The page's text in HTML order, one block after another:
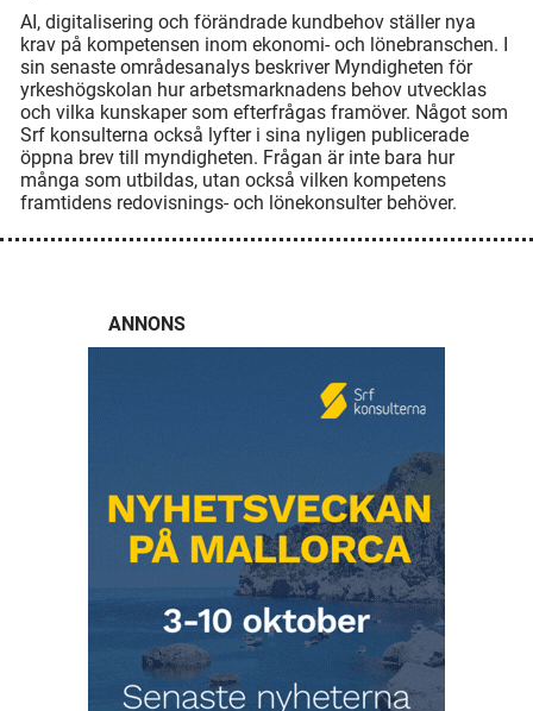
AI, digitalisering och förändrade kundbehov ställer nya
krav på kompetensen inom ekonomi- och lönebranschen. I
sin senaste områdesanalys beskriver Myndigheten för
yrkeshögskolan hur arbetsmarknadens behov utvecklas
och vilka kunskaper som efterfrågas framöver. Något som
Srf konsulterna också lyfter i sina nyligen publicerade
öppna brev till myndigheten. Frågan är inte bara hur
många som utbildas, utan också vilken kompetens
framtidens redovisnings- och lönekonsulter behöver.
ANNONS